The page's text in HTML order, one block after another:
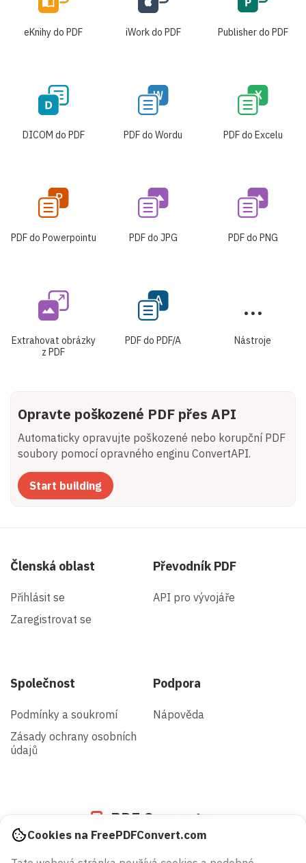
eKnihy do PDF iWork do PDF Publisher do PDF
DICOM do PDF PDF do Wordu PDF do Excelu
PDF do Powerpointu PDF do JPG PDF do PNG
Extrahovat obrázky
z PDF
PDF do PDF/A Nástroje
Opravte poškozené PDF přes API
Automaticky opravujte poškozené nebo korupční PDF
soubory pomocí opravného enginu ConvertAPI.
Start building
Členská oblast
Přihlásit se
Zaregistrovat se
Převodník PDF
API pro vývojáře
Společnost
Podmínky a soukromí
Zásady ochrany osobních
údajů
Podpora
Nápověda
PDF Converter
Cookies na FreePDFConvert.com